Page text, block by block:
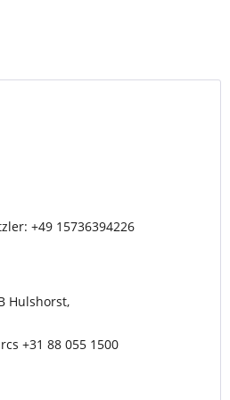
+49 15736394226
Hulshorst,
+31 88 055 1500